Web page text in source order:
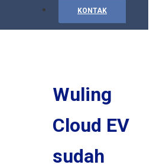
KONTAK
Wuling
Cloud EV
sudah